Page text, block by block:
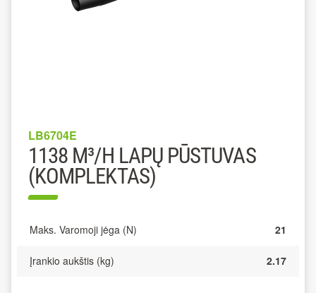
LB6704E
1138 M³/H LAPŲ PŪSTUVAS
(KOMPLEKTAS)
Maks. Varomoji jėga (N) 21
Įrankio aukštis (kg) 2.17